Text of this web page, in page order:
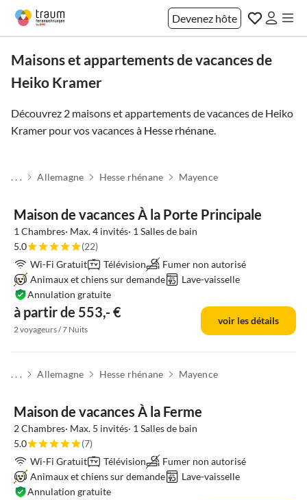
Devenez hôte
Maisons et appartements de vacances de
Heiko Kramer
Découvrez 2 maisons et appartements de vacances de Heiko
Kramer pour vos vacances à Hesse rhénane.
. . . Allemagne Hesse rhénane Mayence
Maison de vacances À la Porte Principale
1 Chambres· Max. 4 invités· 1 Salles de bain
5.0
(22)
Wi-Fi Gratuit
Télévision
Fumer non autorisé
Animaux et chiens sur demande
Lave-vaisselle
à partir de 553,- €
Annulation gratuite
2 voyageurs / 7 Nuits
voir les détails
. . . Allemagne Hesse rhénane Mayence
Maison de vacances À la Ferme
2 Chambres· Max. 5 invités· 1 Salles de bain
5.0
(7)
Wi-Fi Gratuit
Télévision
Fumer non autorisé
Animaux et chiens sur demande
Lave-vaisselle
Annulation gratuite